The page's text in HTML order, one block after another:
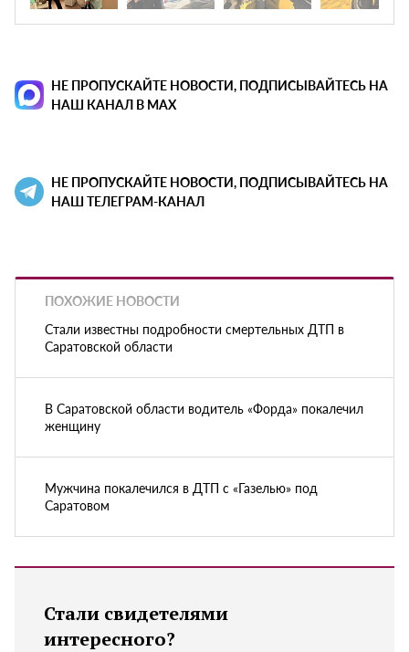
НЕ ПРОПУСКАЙТЕ НОВОСТИ, ПОДПИСЫВАЙТЕСЬ НА
НАШ КАНАЛ В MAX
НЕ ПРОПУСКАЙТЕ НОВОСТИ, ПОДПИСЫВАЙТЕСЬ НА
НАШ ТЕЛЕГРАМ-КАНАЛ
ПОХОЖИЕ НОВОСТИ
Стали известны подробности смертельных ДТП в
Саратовской области
В Саратовской области водитель «Форда» покалечил
женщину
Мужчина покалечился в ДТП с «Газелью» под
Саратовом
Стали свидетелями
интересного?